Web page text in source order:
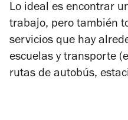
Lo ideal es encontrar
trabajo, pero también
servicios que hay
escuelas y transporte
rutas de autobús,